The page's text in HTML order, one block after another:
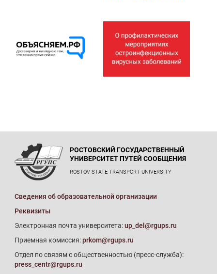
РОСТОВСКИЙ ГОСУДАРСТВЕННЫЙ
УНИВЕРСИТЕТ ПУТЕЙ СООБЩЕНИЯ
ROSTOV STATE TRANSPORT UNIVERSITY
Сведения об образовательной организации
Реквизиты
Электронная почта университета:up_del@rgups.ru
Приемная комиссия:prkom@rgups.ru
Отдел по связям с общественностью (пресс-служба):
press_centr@rgups.ru